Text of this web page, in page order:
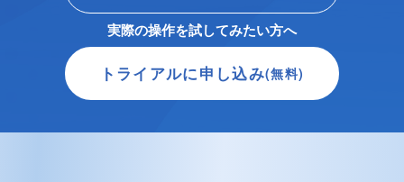
実際の操作を試してみたい方へ
トライアルに申し込み(無料)